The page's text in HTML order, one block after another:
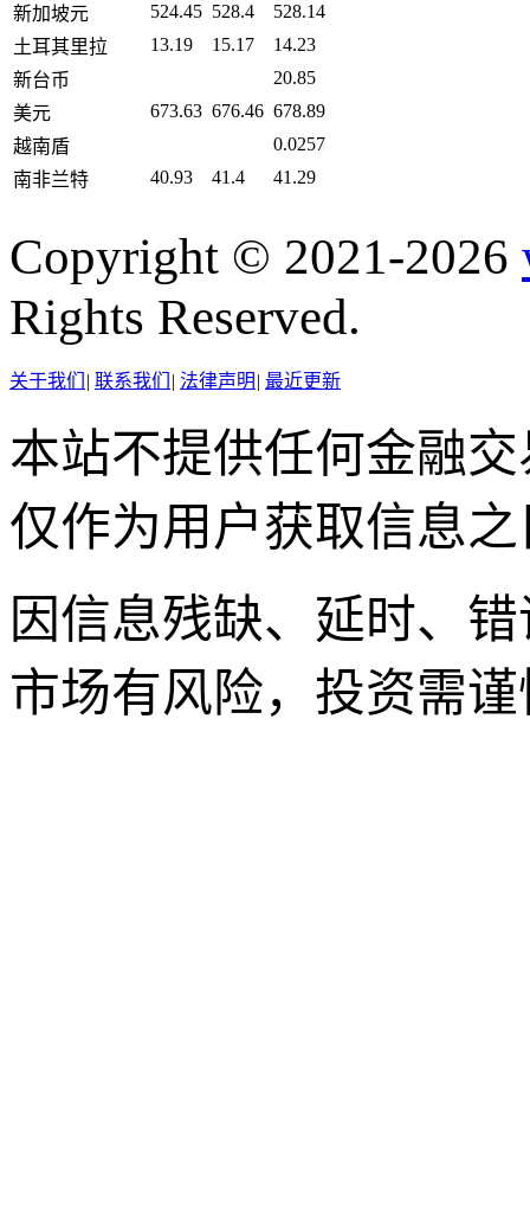
新加坡元
524.45 528.4
528.14
土耳其里拉
13.19 15.17
14.23
新台币
20.85
美元
673.63 676.46 678.89
越南盾
0.0257
南非兰特
40.93 41.4 41.29
Copyright © 2021-2026
Rights Reserved.
关于我们 | 联系我们 | 法律声明 | 最近更新
本站不提供任何金融
仅作为用户获取信息
因信息残缺、延时、
市场有风险，投资需